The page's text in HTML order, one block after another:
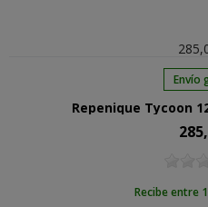
Envío
Repenique Tycoon
Precio
Recibe entre